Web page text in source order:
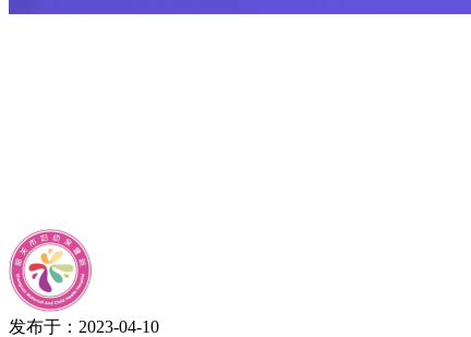
发布于：2023-04-10